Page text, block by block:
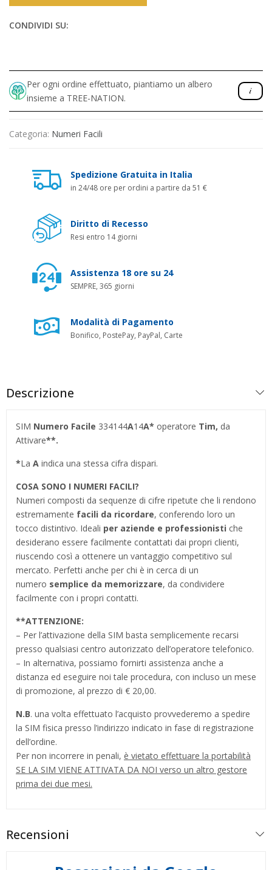
CONDIVIDI SU:
Per ogni ordine effettuato, piantiamo un albero
insieme a TREE-NATION.
Categoria: Numeri Facili
Spedizione Gratuita in Italia
in 24/48 ore per ordini a partire da 51 €
Diritto di Recesso
Resi entro 14 giorni
Assistenza 18 ore su 24
SEMPRE, 365 giorni
Modalità di Pagamento
Bonifico, PostePay, PayPal, Carte
Descrizione
SIM Numero Facile 334144A14A* operatore Tim, da
Attivare**.
*La A indica una stessa cifra dispari.
COSA SONO I NUMERI FACILI?
Numeri composti da sequenze di cifre ripetute che li rendono
estremamente facili da ricordare, conferendo loro un
tocco distintivo. Ideali per aziende e professionisti che
desiderano essere facilmente contattati dai propri clienti,
riuscendo così a ottenere un vantaggio competitivo sul
mercato. Perfetti anche per chi è in cerca di un
numero semplice da memorizzare, da condividere
facilmente con i propri contatti.
**ATTENZIONE:
– Per l’attivazione della SIM basta semplicemente recarsi
presso qualsiasi centro autorizzato dell’operatore telefonico.
– In alternativa, possiamo fornirti assistenza anche a
distanza ed eseguire noi tale procedura, con incluso un mese
di promozione, al prezzo di € 20,00.
N.B. una volta effettuato l’acquisto provvederemo a spedire
la SIM fisica presso l’indirizzo indicato in fase di registrazione
dell’ordine.
Per non incorrere in penali, è vietato effettuare la portabilità
SE LA SIM VIENE ATTIVATA DA NOI verso un altro gestore
prima dei due mesi.
Recensioni